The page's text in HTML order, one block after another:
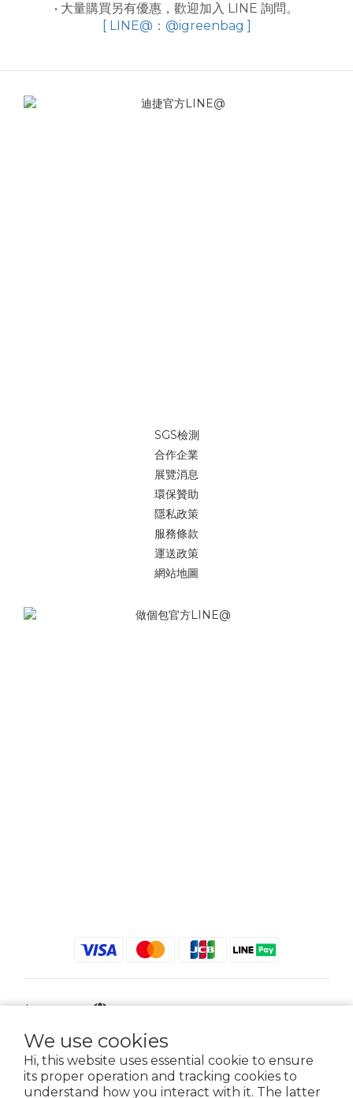
We use cookies
Hi, this website uses essential cookie to ensure
its proper operation and tracking cookies to
understand how you interact with it. The latter
• 大量購買另有優惠，歡迎加入 LINE 詢問。
[ LINE@：@igreenbag ]
SGS檢測
合作企業
展覽消息
環保贊助
隱私政策
服務條款
運送政策
網站地圖
$ TWD English
2021 © iGreenbag | DoaBag | Working Hrs 8:30 - 18:00｜新北市新莊區中正路